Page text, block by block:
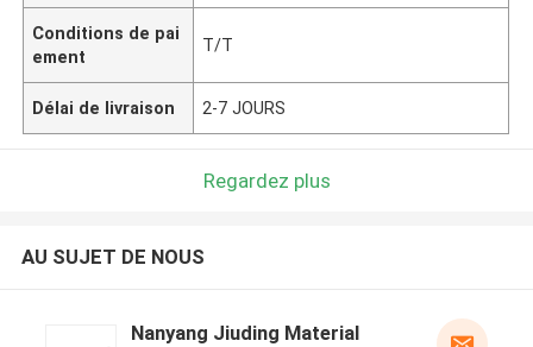
Conditions de pai
ement
T/T
Délai de livraison 2-7 JOURS
Regardez plus
AU SUJET DE NOUS
Nanyang Jiuding Material